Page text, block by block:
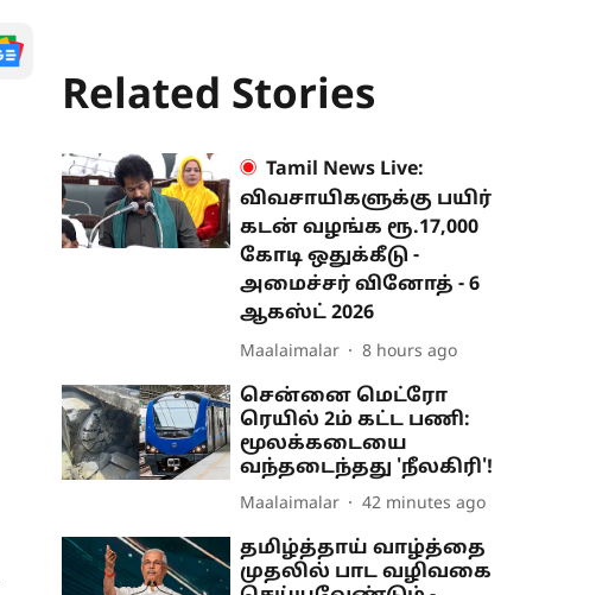
Related Stories
Tamil News Live:
விவசாயிகளுக்கு பயிர்
கடன் வழங்க ரூ.17,000
கோடி ஒதுக்கீடு -
அமைச்சர் வினோத் - 6
ஆகஸ்ட் 2026
Maalaimalar 8 hours ago
சென்னை மெட்ரோ
ரெயில் 2ம் கட்ட பணி:
மூலக்கடையை
வந்தடைந்தது 'நீலகிரி'!
Maalaimalar 42 minutes ago
தமிழ்த்தாய் வாழ்த்தை
முதலில் பாட வழிவகை